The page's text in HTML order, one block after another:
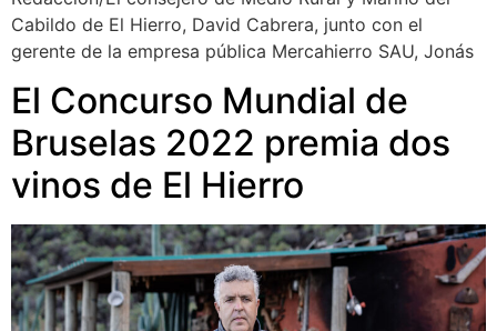
Cabildo de El Hierro, David Cabrera, junto con el
gerente de la empresa pública Mercahierro SAU, Jonás
El Concurso Mundial de
Bruselas 2022 premia dos
vinos de El Hierro